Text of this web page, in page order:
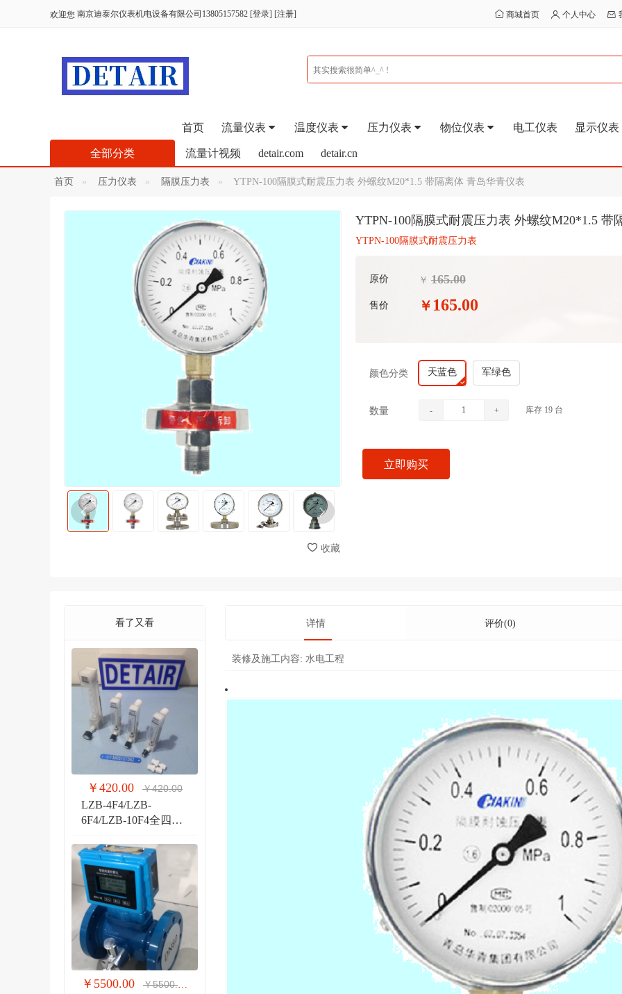
欢迎您 南京迪泰尔仪表机电设备有限公司13805157582 [登录] [注册] 商城首页 个人中心
首页 流量仪表 温度仪表 压力仪表 物位仪表 电工仪表 显示仪表
流量计视频 detair.com detair.cn
全部分类
首页 压力仪表 隔膜压力表 YTPN-100隔膜式耐震压力表 外螺纹M20*1.5 带隔离体 青岛华青仪表
收藏
YTPN-100隔膜式耐震压力表 外螺纹M20*1.5 带
YTPN-100隔膜式耐震压力表
原价 ￥ 165.00
售价 ￥ 165.00
颜色分类 天蓝色 军绿色
数量 - + 库存 19 台
立即购买
看了又看
￥420.00 ￥420.00
LZB-4F4/LZB-
6F4/LZB-10F4全四氟
气体玻璃管PVDF流量
计
￥5500.00 ￥5500.00
详情 评价(0)
装修及施工内容: 水电工程